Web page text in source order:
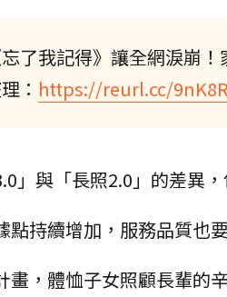
了我記得》讓全網淚崩
： https://reurl.cc/
」與「長照2.0」的差異，
點持續增加，服務品質也
畫，體恤子女照顧長輩的